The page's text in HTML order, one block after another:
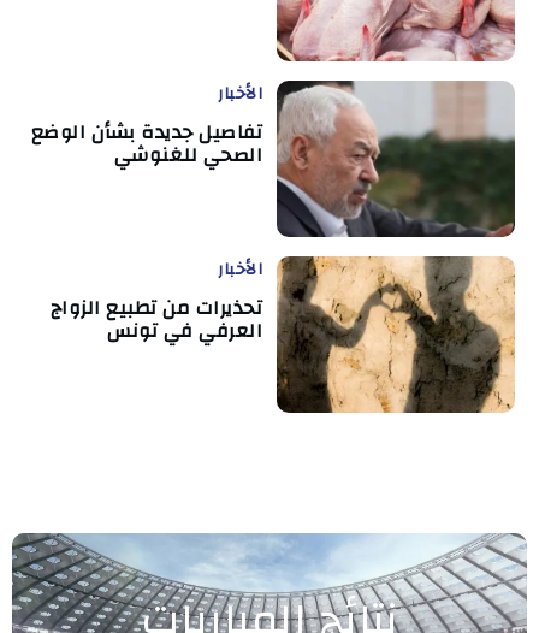
الأخبار
تفاصيل جديدة بشأن الوضع
الصحي للغنوشي
الأخبار
تحذيرات من تطبيع الزواج
العرفي في تونس